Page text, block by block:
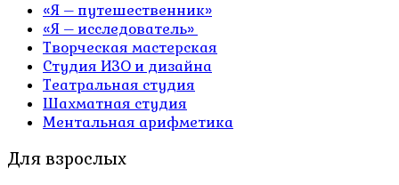
«Я – путешественник»
«Я – исследователь»
Творческая мастерская
Студия ИЗО и дизайна
Театральная студия
Шахматная студия
Ментальная арифметика
Для взрослых